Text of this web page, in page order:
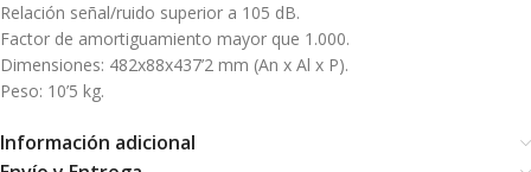
Relación señal/ruido superior a 105 dB.
Factor de amortiguamiento mayor que 1.000.
Dimensiones: 482x88x437’2 mm (An x Al x P).
Peso: 10’5 kg.
Información adicional